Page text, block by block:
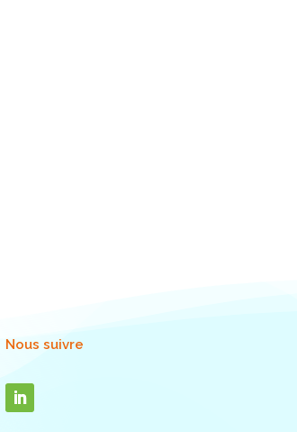
Nous suivre